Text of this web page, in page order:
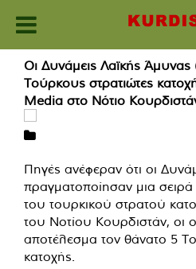
content
Οι Δυνάμεις Λαϊκής
Τούρκους στρατιώτες
Media στο Νότιο
Πηγές ανέφεραν ότι οι
πραγματοποίησαν μια σειρά
του τουρκικού στρατού
του Νοτίου Κουρδιστάν, οι
αποτέλεσμα τον θάνατο 5
κατοχής.